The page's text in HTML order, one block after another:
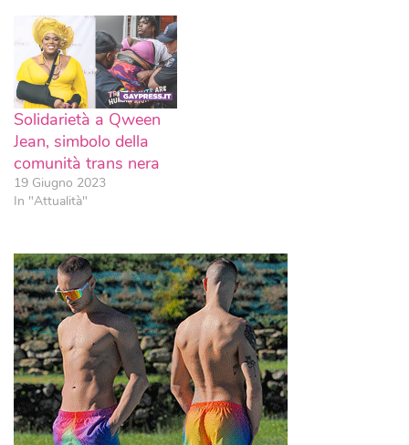
Solidarietà a Qween
Jean, simbolo della
comunità trans nera
19 Giugno 2023
In "Attualità"